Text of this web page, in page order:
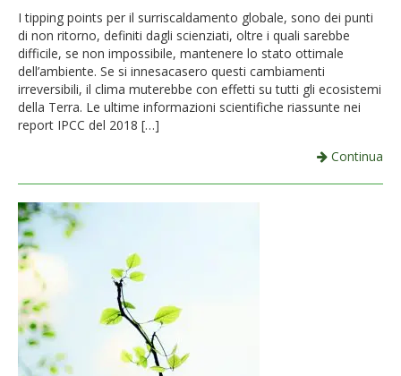
I tipping points per il surriscaldamento globale, sono dei punti
di non ritorno, definiti dagli scienziati, oltre i quali sarebbe
difficile, se non impossibile, mantenere lo stato ottimale
dell’ambiente. Se si innesacasero questi cambiamenti
irreversibili, il clima muterebbe con effetti su tutti gli ecosistemi
della Terra. Le ultime informazioni scientifiche riassunte nei
report IPCC del 2018 […]
Continua